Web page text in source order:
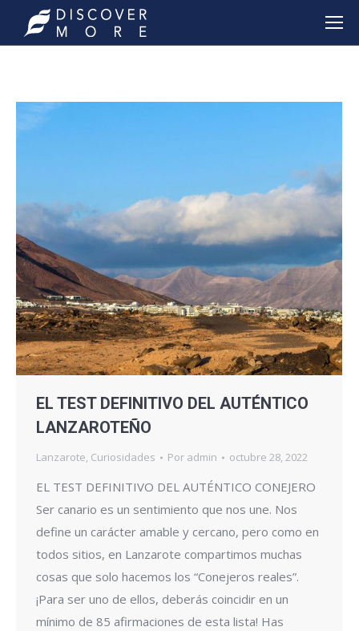
EL TEST DEFINITIVO DEL AUTÉNTICO
LANZAROTEÑO
Lanzarote, Curiosidades Por admin octubre 28, 2022
EL TEST DEFINITIVO DEL AUTÉNTICO CONEJERO
Ser canario es un sentimiento que nos une. Nos
define un carácter amable y cercano, pero como en
todos sitios, en Lanzarote compartimos muchas
cosas que solo hacemos los “Conejeros reales”.
¡Para ser uno de ellos, deberás coincidir en un
mínimo de 85 afirmaciones de esta lista! Has